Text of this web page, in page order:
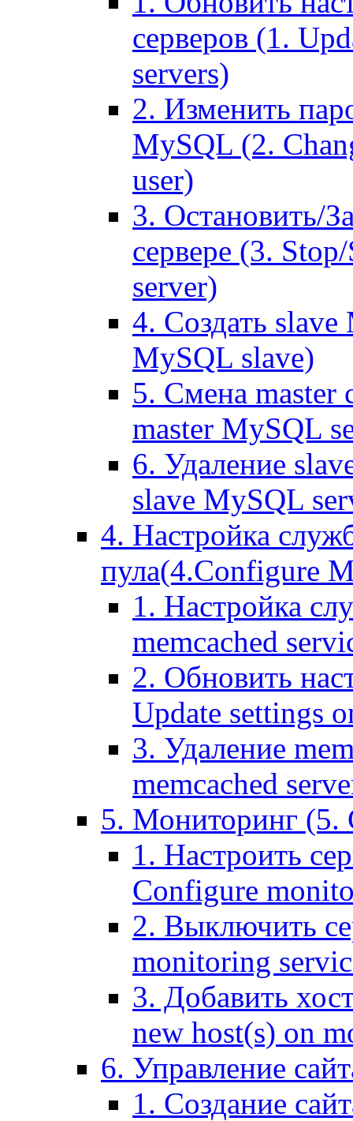
серверов (1.
servers)
2. Изменить
MySQL (2.
user)
3. Остановить/
сервере (3.
server)
4. Создать
MySQL slave)
5. Смена master
master MySQL
6. Удаление
slave MySQL
4. Настройка
пула(4.Configure
1. Настройка
memcached
2. Обновить
Update settings
3. Удаление
memcached
5. Мониторинг (5.
1. Настроить
Configure
2. Выключить
monitoring
3. Добавить
new host(s) on
6. Управление
1. Создание